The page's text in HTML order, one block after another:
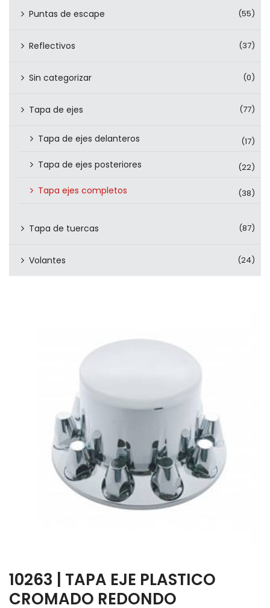
Puntas de escape (55)
Reflectivos (37)
Sin categorizar (0)
Tapa de ejes (77)
Tapa de ejes delanteros (17)
Tapa de ejes posteriores (22)
Tapa ejes completos (38)
Tapa de tuercas (87)
Volantes (24)
10263 | TAPA EJE PLASTICO
CROMADO REDONDO